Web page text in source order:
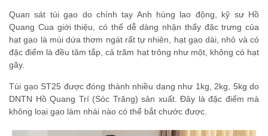
Quan sát túi gạo do chính tay Anh hùng lao động, kỹ sư Hồ
Quang Cua giới thiệu, có thể dễ dàng nhận thấy đặc trưng của
hạt gạo là mùi dứa thơm ngát rất tự nhiên, hạt gạo dài, nhỏ và có
đặc điểm là đều tăm tắp, cả trăm hạt trông như một, không có hạt
gãy.
Túi gạo ST25 được đóng thành nhiều dạng như 1kg, 2kg, 5kg do
DNTN Hồ Quang Trí (Sóc Trăng) sản xuất. Đây là đặc điểm mà
không loại gạo làm nhái nào có thể bắt chước được.